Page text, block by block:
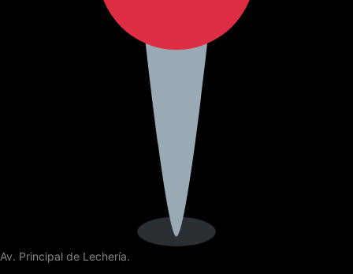
Av. Principal de Lechería.